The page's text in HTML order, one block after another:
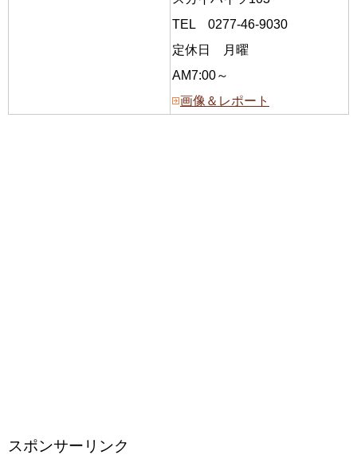
TEL 0277-46-9030
定休日 月曜
AM7:00～
画像＆レポート
スポンサーリンク